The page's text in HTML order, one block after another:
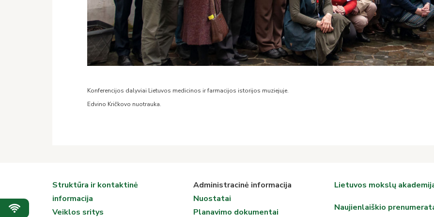
Konferencijos dalyviai Lietuvos medicinos ir farmacijos istorijos muziejuje.
Edvino Kričkovo nuotrauka.
Struktūra ir kontaktinė
informacija
Veiklos sritys
Administracinė informacija
Nuostatai
Planavimo dokumentai
Lietuvos mokslų
Naujienlaiškio